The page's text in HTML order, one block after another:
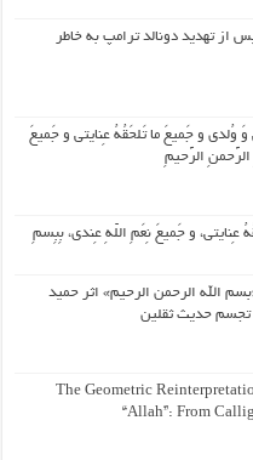
از تهدید دونالد ترامپ به خاطر
وُلدی و جَمیعَ ما تَلحَقُهُ عِنایتی و جَمیعَ
الرَّحیمِ
عِنایتی، و جَمیعَ نِعَمِ اللّهِ عِندی، بِبِسمِ
الله الرحمن الرحیم» اثر حمید
تجسم حدیث ثقلین
The Geometric
“Allah”: From